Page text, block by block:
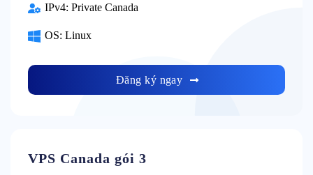
IPv4: Private Canada
OS: Linux
Đăng ký ngay
VPS Canada gói 3